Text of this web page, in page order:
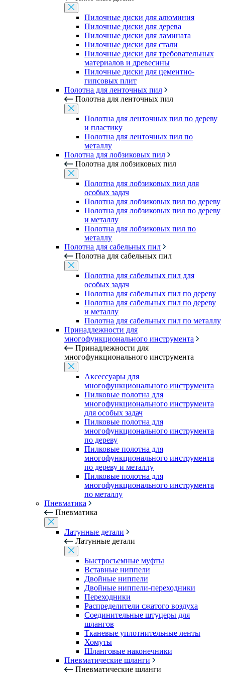
Пилочные диски для алюминия
Пилочные диски для дерева
Пилочные диски для ламината
Пилочные диски для стали
Пилочные диски для требовательных
материалов и древесины
Пилочные диски для цементно-
гипсовых плит
Полотна для ленточных пил
Полотна для ленточных пил
Полотна для ленточных пил по дереву
и пластику
Полотна для ленточных пил по
металлу
Полотна для лобзиковых пил
Полотна для лобзиковых пил
Полотна для лобзиковых пил для
особых задач
Полотна для лобзиковых пил по дереву
Полотна для лобзиковых пил по дереву
и металлу
Полотна для лобзиковых пил по
металлу
Полотна для сабельных пил
Полотна для сабельных пил
Полотна для сабельных пил для
особых задач
Полотна для сабельных пил по дереву
Полотна для сабельных пил по дереву
и металлу
Полотна для сабельных пил по металлу
Принадлежности для
многофункционального инструмента
Принадлежности для
многофункционального инструмента
Аксессуары для
многофункционального инструмента
Пилковые полотна для
многофункционального инструмента
для особых задач
Пилковые полотна для
многофункционального инструмента
по дереву
Пилковые полотна для
многофункционального инструмента
по дереву и металлу
Пилковые полотна для
многофункционального инструмента
по металлу
Пневматика
Пневматика
Латунные детали
Латунные детали
Быстросъемные муфты
Вставные ниппели
Двойные ниппели
Двойные ниппели-переходники
Переходники
Распределители сжатого воздуха
Соединительные штуцеры для
шлангов
Тканевые уплотнительные ленты
Хомуты
Шланговые наконечники
Пневматические шланги
Пневматические шланги